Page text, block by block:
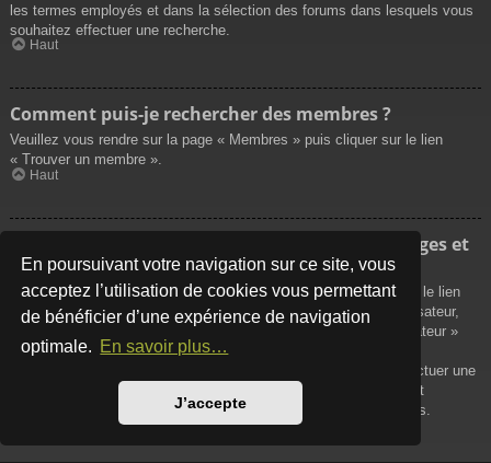
En poursuivant votre navigation sur ce site, vous
acceptez l’utilisation de cookies vous permettant
de bénéficier d’une expérience de navigation
optimale. En savoir plus…
J’accepte
les termes employés et dans la sélection des forums dans lesquels vous
souhaitez effectuer une recherche.
Haut
Comment puis-je rechercher des membres ?
Veuillez vous rendre sur la page « Membres » puis cliquer sur le lien
« Trouver un membre ».
Haut
Comment puis-je retrouver mes propres messages et
sujets ?
Vos propres messages peuvent être affichés soit en cliquant sur le lien
« Afficher vos messages » dans le panneau de contrôle de l’utilisateur,
soit en cliquant sur le lien « Rechercher les messages de l’utilisateur »
sur la page de votre propre profil ou soit en cliquant sur le menu
« Raccourcis » situé sur la partie supérieure du forum. Pour effectuer une
recherche de vos propres sujets, utilisez la recherche avancée et
remplissez convenablement les options qui vous sont disponibles.